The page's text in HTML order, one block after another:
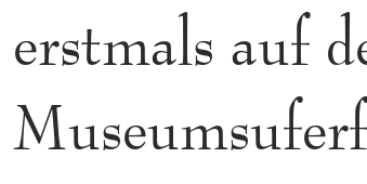
erstmals auf